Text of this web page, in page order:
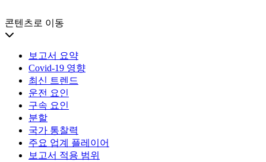
콘텐츠로 이동
보고서 요약
Covid-19 영향
최신 트렌드
운전 요인
구속 요인
분할
국가 통찰력
주요 업계 플레이어
보고서 적용 범위